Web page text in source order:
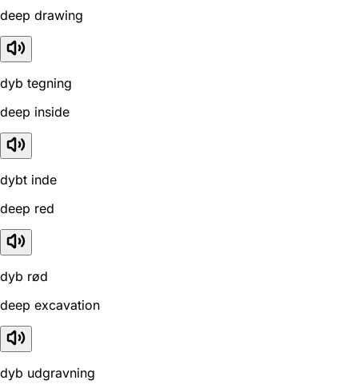
deep drawing
dyb tegning
deep inside
dybt inde
deep red
dyb rød
deep excavation
dyb udgravning